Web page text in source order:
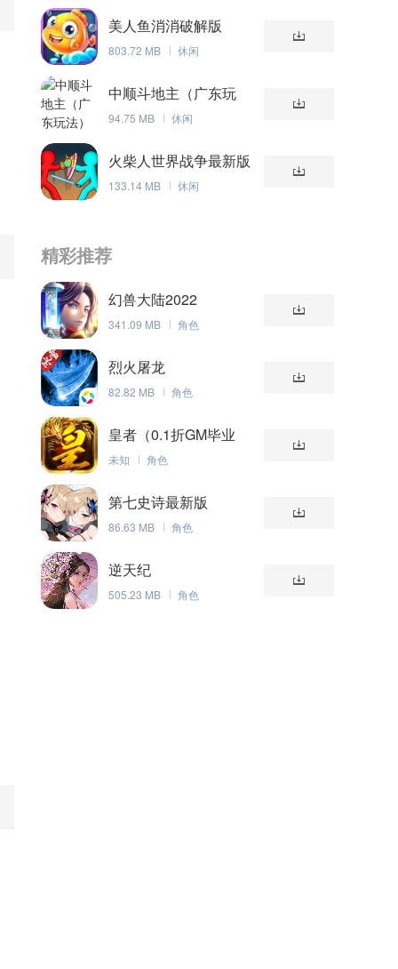
美人鱼消消破解版
803.72 MB 休闲
中顺斗地主（广东玩
法）
94.75 MB 休闲
火柴人世界战争最新版
133.14 MB 休闲
精彩推荐
幻兽大陆2022
341.09 MB 角色
烈火屠龙
82.82 MB 角色
皇者（0.1折GM毕业
版）
未知 角色
第七史诗最新版
86.63 MB 角色
逆天纪
505.23 MB 角色